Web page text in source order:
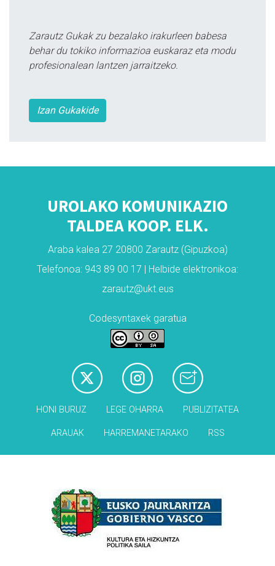
Zarautz Gukak zu bezalako irakurleen babesa
behar du tokiko informazioa euskaraz eta modu
profesionalean lantzen jarraitzeko.
Izan Gukakide
UROLAKO KOMUNIKAZIO
TALDEA KOOP. ELK.
Araba kalea 27 20800 Zarautz (Gipuzkoa)
Telefonoa: 943 89 00 17 | Helbide elektronikoa:
zarautz@ukt.eus
Codesyntaxek garatua
HONI BURUZ LEGE OHARRA PUBLIZITATEA
ARAUAK HARREMANETARAKO RSS